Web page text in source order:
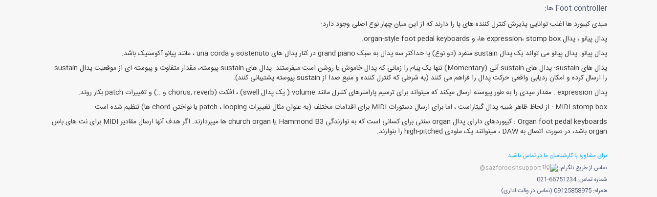
Foot controller ها:
میدی کیبورد ها اغلب توانایی پذیرش کنترل کننده های پا را دارند که از این میان چهار نوع اصلی وجود دارد:
پدال پیانو ، پدال expression، stomp box ها، و organ-style foot pedal keyboards.
پدال پیانو: پدال پیانو می تواند یک پدال sustain منفرد (دو نوع) یا حداکثر سه پدال به سبک grand piano در کنار پدال های sostenuto و una corda ، مانند پیانو آکوستیک باشد.
پدال های sustain: پدال های sustain آنی (Momentary) تنها یک پیام را زمانی که پدال خاموش یا روشن است میفرستند. پدال های sustain پیوسته، مقدار متفاوت و پیوسته ای از موقعیت پدال sustain
را ارسال کرده و امکان ردیابی واقعی حرکت پدال را فراهم می کنند (به شرطی که کنترل کننده و منبع صدا از sustain پیوسته پشتیبانی کنند).
پدال expression : مقدار میدی را به طور پیوسته ارسال میکند که میتواند برای ترسیم پارامترهای کنترل مانند volume ( یک پدال swell) ، افکت (chorus, reverb و ..) و تغییرات patch بکار روند.
MIDI stomp box : از لحاظ ظاهر شبیه پدال گیتاراست ، اما برای ارسال دستورات MIDI برای اقدامات مختلف (به عنوان مثال تغییرات patch ، looping یا نواختن chord ها) تنظیم شده است.
Organ foot pedal keyboards : کیبوردهای دارای پدال organ سنتی برای کسانی است که به نوازندگی Hammond B3 یا church organ ها میپردازند. اگر هدف آنها ارسال مقادیر MIDI برای نت های باس
organ باشد، در صورت اتصال به DAW ، میتوانند یک ملودی high-pitched را بنوازند.
برای مشاوره با کارشناسان ما در تماس باشید.
تماس از طریق تلگرام:
sazforooshsupport@
شماره تماس: 66751234-021
همراه: 09125858975 (تماس در وقت اداری)